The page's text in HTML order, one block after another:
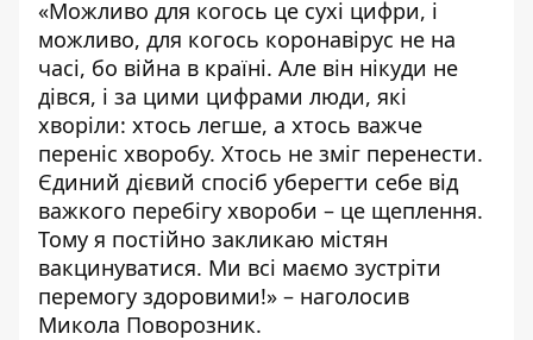
«Можливо для когось це сухі цифри, і
можливо, для когось коронавірус не на
часі, бо війна в країні. Але він нікуди не
дівся, і за цими цифрами люди, які
хворіли: хтось легше, а хтось важче
переніс хворобу. Хтось не зміг перенести.
Єдиний дієвий спосіб уберегти себе від
важкого перебігу хвороби – це щеплення.
Тому я постійно закликаю містян
вакцинуватися. Ми всі маємо зустріти
перемогу здоровими!» – наголосив
Микола Поворозник.